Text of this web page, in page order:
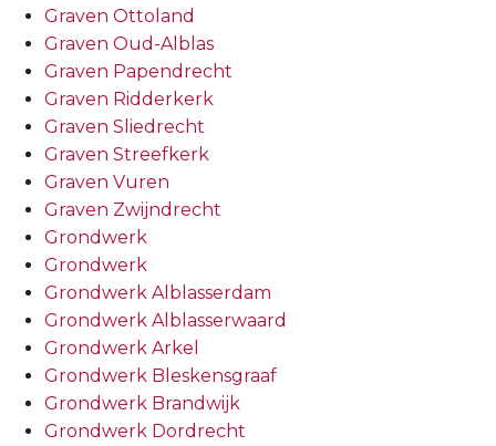
Graven Ottoland
Graven Oud-Alblas
Graven Papendrecht
Graven Ridderkerk
Graven Sliedrecht
Graven Streefkerk
Graven Vuren
Graven Zwijndrecht
Grondwerk
Grondwerk
Grondwerk Alblasserdam
Grondwerk Alblasserwaard
Grondwerk Arkel
Grondwerk Bleskensgraaf
Grondwerk Brandwijk
Grondwerk Dordrecht